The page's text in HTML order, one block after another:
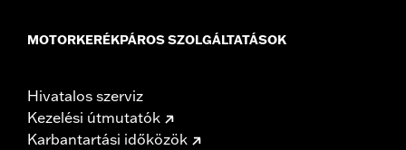
MOTORKERÉKPÁROS SZOLGÁLTATÁSOK
Hivatalos szerviz
Kezelési útmutatók
Karbantartási időközök